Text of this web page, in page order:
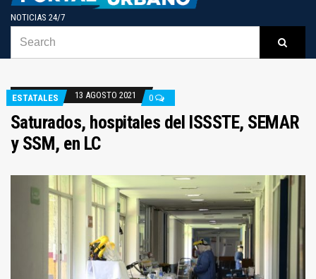
NOTICIAS 24/7
ESTATALES 13 AGOSTO 2021 0
Saturados, hospitales del ISSSTE, SEMAR
y SSM, en LC